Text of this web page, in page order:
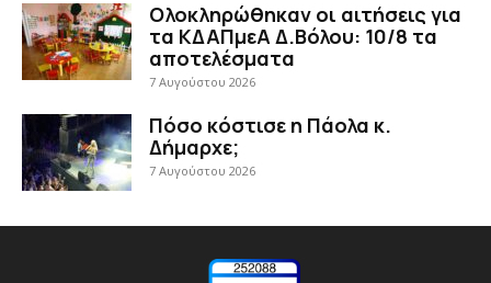
Ολοκληρώθηκαν οι αιτήσεις για
τα ΚΔΑΠμεΑ Δ.Βόλου: 10/8 τα
αποτελέσματα
7 Αυγούστου 2026
Πόσο κόστισε η Πάολα κ.
Δήμαρχε;
7 Αυγούστου 2026